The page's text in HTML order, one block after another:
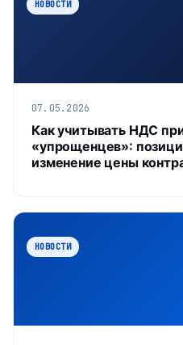
НОВОСТИ
07.05.2026
Как учитывать НДС
«упрощенцев»:
изменение цены
НОВОСТИ